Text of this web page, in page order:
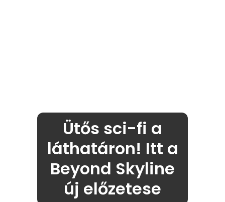
Ütős sci-fi a
láthatáron! Itt a
Beyond Skyline
új előzetese